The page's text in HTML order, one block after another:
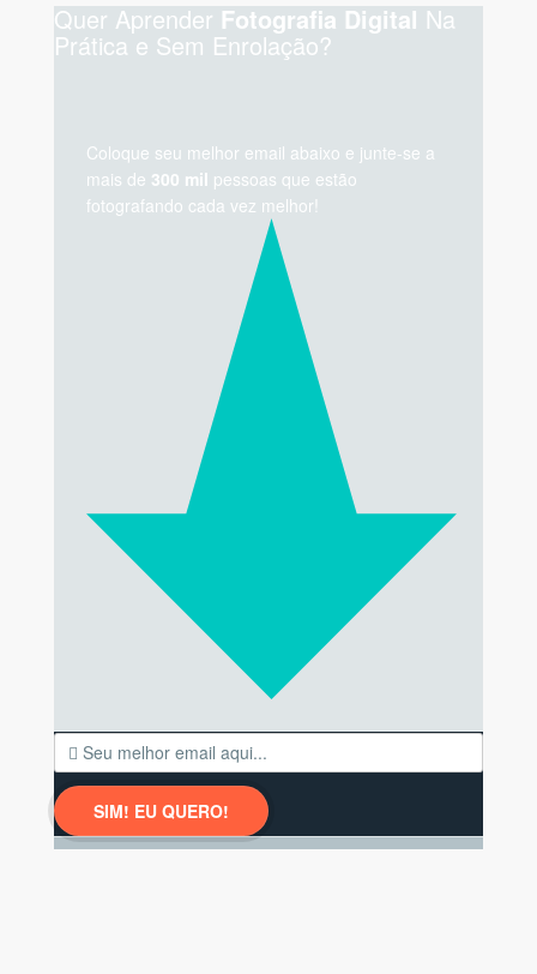
Quer Aprender Fotografia Digital Na
Prática e Sem Enrolação?
Coloque seu melhor email abaixo e junte-se a
mais de 300 mil pessoas que estão
fotografando cada vez melhor!